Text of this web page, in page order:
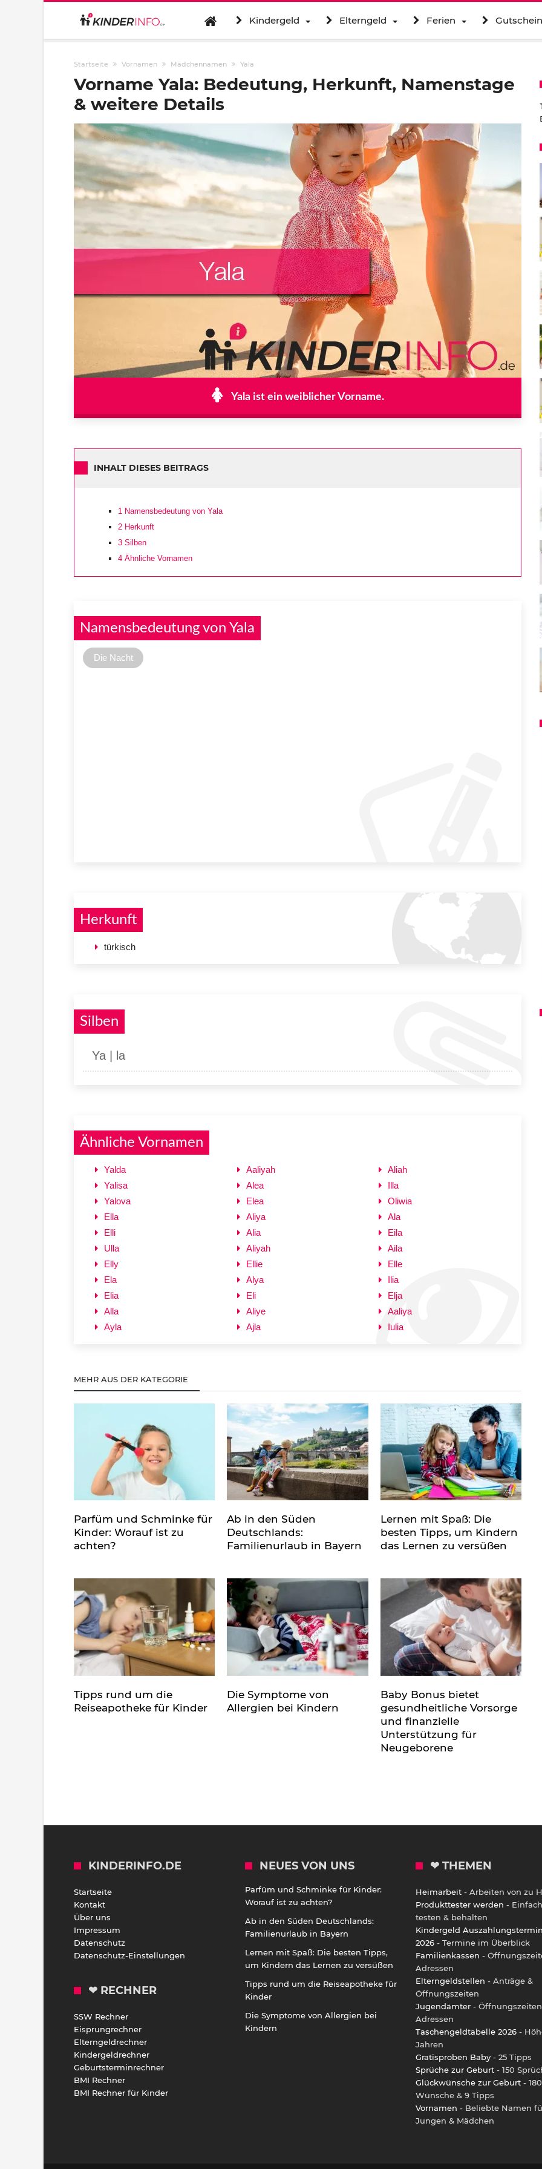
Kindergeld Elterngeld Ferien
Startseite Vornamen Mädchennamen Yala
Vorname Yala: Bedeutung, Herkunft, Namenstage
& weitere Details
Yala ist ein weiblicher Vorname.
INHALT DIESES BEITRAGS
1 Namensbedeutung von Yala
2 Herkunft
3 Silben
4 Ähnliche Vornamen
Namensbedeutung von Yala
Die Nacht
Herkunft
türkisch
Silben
Ya | la
Ähnliche Vornamen
Yalda
Yalisa
Yalova
Ella
Elli
Ulla
Elly
Ela
Elia
Alla
Ayla
Aaliyah
Alea
Elea
Aliya
Alia
Aliyah
Ellie
Alya
Eli
Aliye
Ajla
Aliah
Illa
Oliwia
Ala
Eila
Aila
Elle
Ilia
Elja
Aaliya
Iulia
MEHR AUS DER KATEGORIE
Parfüm und Schminke für
Kinder: Worauf ist zu
achten?
Ab in den Süden
Deutschlands:
Familienurlaub in Bayern
Lernen mit Spaß: Die
besten Tipps, um Kindern
das Lernen zu versüßen
Tipps rund um die
Reiseapotheke für Kinder
Die Symptome von
Allergien bei Kindern
Baby Bonus bietet
gesundheitliche Vorsorge
und finanzielle
Unterstützung für
Neugeborene
KINDERINFO.DE
Startseite
Kontakt
Über uns
Impressum
Datenschutz
Datenschutz-Einstellungen
❤ RECHNER
SSW Rechner
Eisprungrechner
Elterngeldrechner
Kindergeldrechner
Geburtsterminrechner
BMI Rechner
BMI Rechner für Kinder
NEUES VON UNS
Parfüm und Schminke für Kinder:
Worauf ist zu achten?
Ab in den Süden Deutschlands:
Familienurlaub in Bayern
Lernen mit Spaß: Die besten Tipps,
um Kindern das Lernen zu versüßen
Tipps rund um die Reiseapotheke für
Kinder
Die Symptome von Allergien bei
Kindern
❤ THEMEN
Heimarbeit - Arbeiten von zu
Produkttester werden - Einfach
testen & behalten
Kindergeld
2026 - Termine im Überblick
Familienkassen -
Adressen
Elterngeldstellen - Anträge &
Öffnungszeiten
Jugendämter -
Adressen
Taschengeldtabelle 2026 -
Jahren
Gratisproben Baby - 25 Tipps
Sprüche zur Geburt - 150
Glückwünsche zur Geburt - 180
Wünsche & 9 Tipps
Vornamen - Beliebte Namen
Jungen & Mädchen